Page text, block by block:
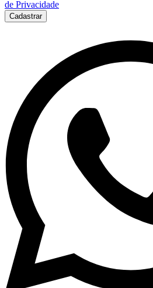
de Privacidade
Cadastrar